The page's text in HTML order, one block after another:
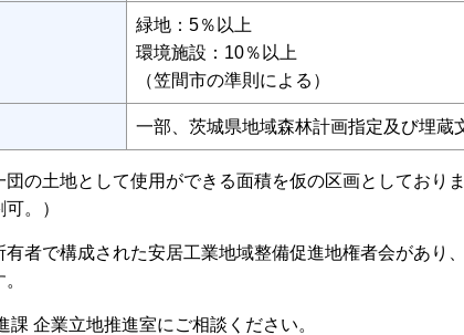
緑地：5％以上
環境施設：10％以上
（笠間市の準則による）
一部、茨城県地域森林計画指定及び埋蔵
の土地として使用ができる面積を仮の区画としておりま
。）
者で構成された安居工業地域整備促進地権者会があり
企業立地推進室にご相談ください。